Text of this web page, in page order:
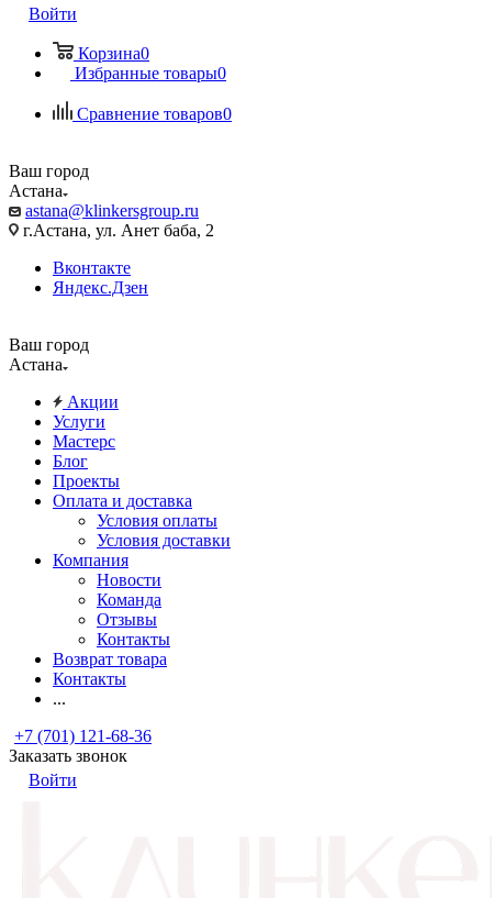
Войти
Корзина0
Избранные товары0
Сравнение товаров0
Ваш город
Астана
astana@klinkersgroup.ru
г.Астана, ул. Анет баба, 2
Вконтакте
Яндекс.Дзен
Ваш город
Астана
Акции
Услуги
Мастерс
Блог
Проекты
Оплата и доставка
Условия оплаты
Условия доставки
Компания
Новости
Команда
Отзывы
Контакты
Возврат товара
Контакты
...
+7 (701) 121-68-36
Заказать звонок
Войти